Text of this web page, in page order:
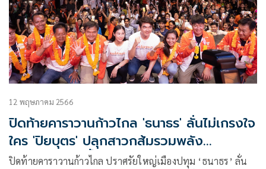
12 พฤษภาคม 2566
ปิดท้ายคาราวานก้าวไกล 'ธนาธร' ลั่นไม่เกรงใจ
ใคร 'ปิยบุตร' ปลุกสาวกส้มรวมพลัง
ขอส.ส.100คนขึ้น
ปิดท้ายคาราวานก้าวไกล ปราศรัยใหญ่เมืองปทุม ‘ธนาธร’ ลั่น